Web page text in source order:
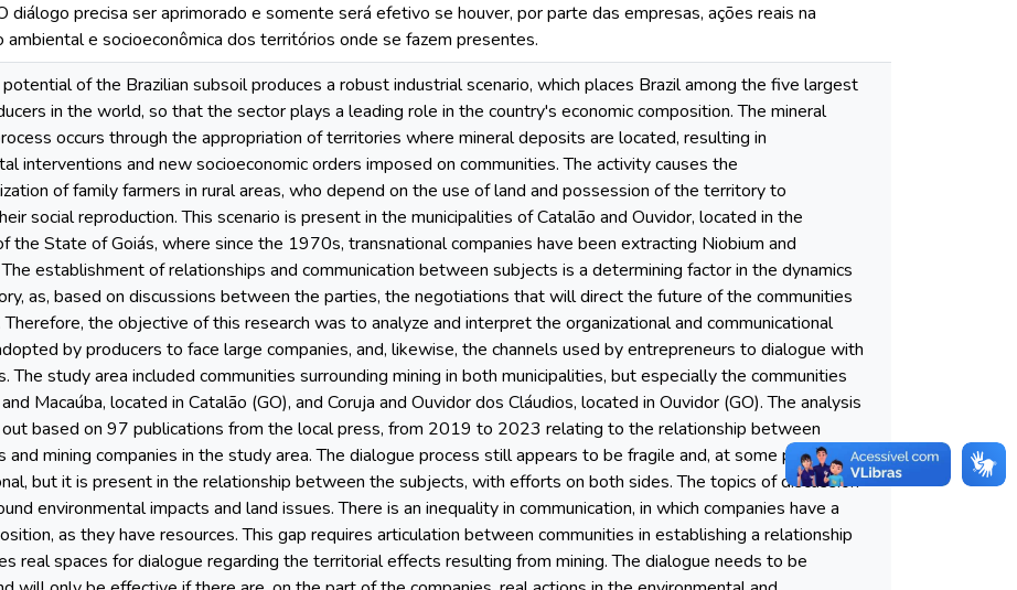
diálogo precisa ser aprimorado e somente será efetivo se houver, por parte das empresas, ações reais na
ambiental e socioeconômica dos territórios onde se fazem presentes.
of the Brazilian subsoil produces a robust industrial scenario, which places Brazil among the five largest
in the world, so that the sector plays a leading role in the country's economic composition. The mineral
occurs through the appropriation of territories where mineral deposits are located, resulting in
interventions and new socioeconomic orders imposed on communities. The activity causes the
of family farmers in rural areas, who depend on the use of land and possession of the territory to
social reproduction. This scenario is present in the municipalities of Catalão and Ouvidor, located in the
the State of Goiás, where since the 1970s, transnational companies have been extracting Niobium and
establishment of relationships and communication between subjects is a determining factor in the dynamics
as, based on discussions between the parties, the negotiations that will direct the future of the communities
the objective of this research was to analyze and interpret the organizational and communicational
by producers to face large companies, and, likewise, the channels used by entrepreneurs to dialogue with
The study area included communities surrounding mining in both municipalities, but especially the communities
Macaúba, located in Catalão (GO), and Coruja and Ouvidor dos Cláudios, located in Ouvidor (GO). The analysis
based on 97 publications from the local press, from 2019 to 2023 relating to the relationship between
and mining companies in the study area. The dialogue process still appears to be fragile and, at some point,
but it is present in the relationship between the subjects, with efforts on both sides. The topics of discussion
environmental impacts and land issues. There is an inequality in communication, in which companies have a
as they have resources. This gap requires articulation between communities in establishing a relationship
real spaces for dialogue regarding the territorial effects resulting from mining. The dialogue needs to be